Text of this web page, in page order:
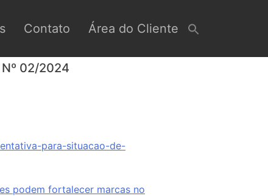
Contato Área do Cliente
02/2024
para-situacao-de-
podem fortalecer marcas no